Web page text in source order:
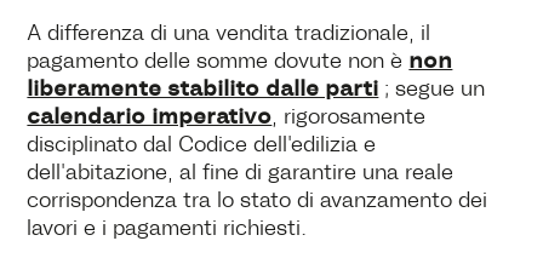
A differenza di una vendita tradizionale, il
pagamento delle somme dovute non è non
liberamente stabilito dalle parti ; segue un
calendario imperativo , rigorosamente
disciplinato dal Codice dell'edilizia e
dell'abitazione, al fine di garantire una reale
corrispondenza tra lo stato di avanzamento dei
lavori e i pagamenti richiesti.